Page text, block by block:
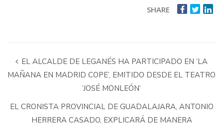
SHARE
EL ALCALDE DE LEGANÉS HA PARTICIPADO EN ‘LA
MAÑANA EN MADRID COPE’, EMITIDO DESDE EL TEATRO
‘JOSÉ MONLEÓN’
EL CRONISTA PROVINCIAL DE GUADALAJARA, ANTONIO
HERRERA CASADO, EXPLICARÁ DE MANERA